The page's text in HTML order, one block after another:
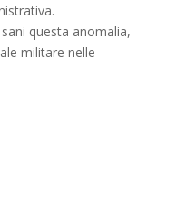
questa anomalia,
militare nelle